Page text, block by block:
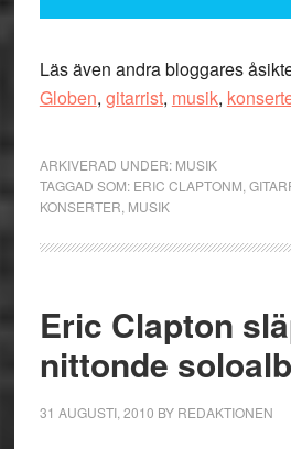
Läs även andra bloggares
Globen, gitarrist, musik,
ARKIVERAD UNDER: MUSIK
TAGGAD SOM: ERIC CLAPTONM
KONSERTER MUSIK
Eric Clapton
nittonde
31 AUGUSTI, 2010 BY REDAKTIONEN